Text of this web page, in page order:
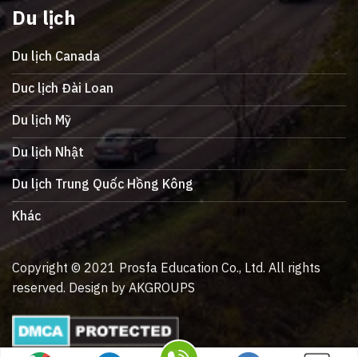
Du lịch
Du lịch Canada
Duc lịch Đài Loan
Du lịch Mỹ
Du lịch Nhật
Du lịch Trung Quốc Hồng Kông
Khác
Copyright © 2021 Prosfa Education Co., Ltd. All rights
reserved. Design by AKGROUPS